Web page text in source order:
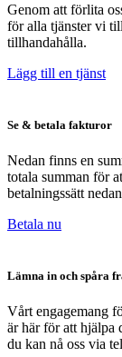
Genom att förlita
för alla tjänster vi
tillhandahålla.
Lägg till en tjänst
Se & betala fakturor
Nedan finns en
totala summan för
betalningssätt
Betala nu
Lämna in och spåra
Vårt engagemang
är här för att hjälpa
du kan nå oss via